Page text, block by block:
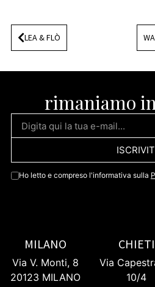
LEA & FLÒ
rimaniamo
Ho letto e compreso l'informativa sulla
MILANO
Via V. Monti, 8
20123 MILANO
CHIETI
Via
10/4